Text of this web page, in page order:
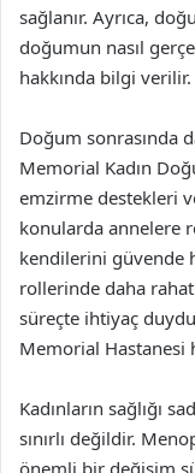
sağlanır. Ayrıca,
doğumun nasıl
hakkında bilgi verilir.
Doğum sonrasında
Memorial Kadın
emzirme destekleri
konularda annelere
kendilerini güvende
rollerinde daha
süreçte ihtiyaç
Memorial Hastanesi
Kadınların sağlığı
sınırlı değildir.
önemli bir değişim